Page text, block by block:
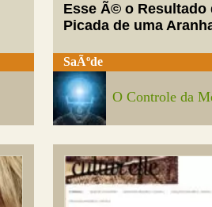
Esse Ã© o Resultado
Picada de uma
SaÃºde
O Controle da